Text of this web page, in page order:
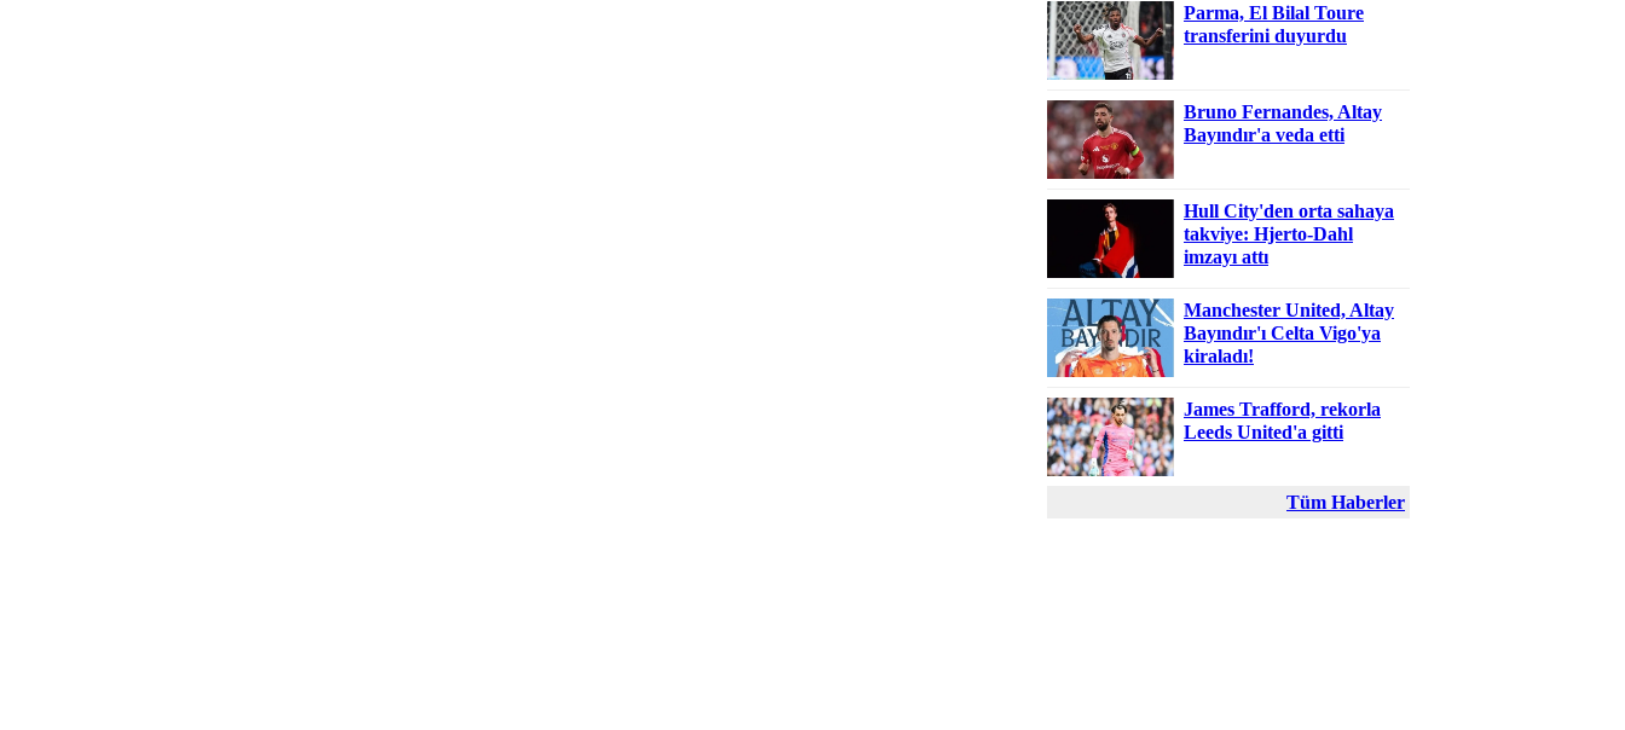
Parma, El Bilal Toure
transferini duyurdu
Bruno Fernandes, Altay
Bayındır'a veda etti
Hull City'den orta sahaya
takviye: Hjerto-Dahl
imzayı attı
Manchester United, Altay
Bayındır'ı Celta Vigo'ya
kiraladı!
James Trafford, rekorla
Leeds United'a gitti
Tüm Haberler